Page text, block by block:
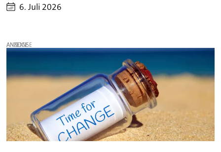
6. Juli 2026
ANZEIGE